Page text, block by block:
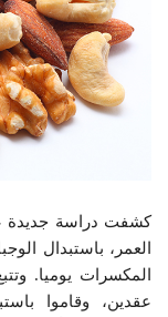
كشفت دراسة جديدة
العمر، باستبدال
عقدين، وقاموا